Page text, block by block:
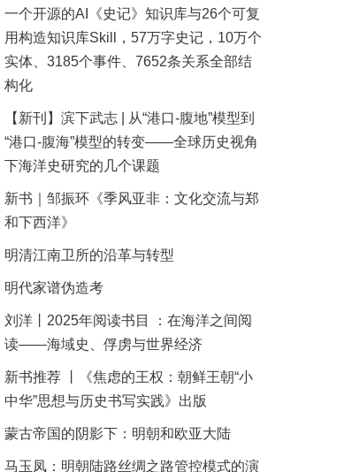
一个开源的AI《史记》知识库与26个可复
用构造知识库Skill，57万字史记，10万个
实体、3185个事件、7652条关系全部结
构化
【新刊】滨下武志 | 从“港口-腹地”模型到
“港口-腹海”模型的转变——全球历史视角
下海洋史研究的几个课题
新书｜邹振环《季风亚非：文化交流与郑
和下西洋》
明清江南卫所的沿革与转型
明代家谱伪造考
刘洋丨2025年阅读书目 ：在海洋之间阅
读——海域史、俘虏与世界经济
新书推荐 丨《焦虑的王权：朝鲜王朝“小
中华”思想与历史书写实践》出版
蒙古帝国的阴影下：明朝和欧亚大陆
马玉凤：明朝陆路丝绸之路管控模式的演